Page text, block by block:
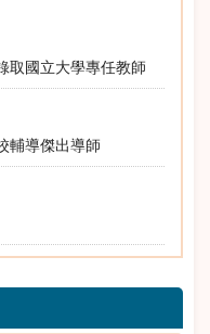
取國立大學專任教師
輔導傑出導師